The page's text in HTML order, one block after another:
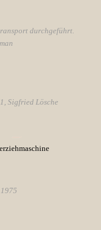
durchgeführt.
Sigfried Lösche